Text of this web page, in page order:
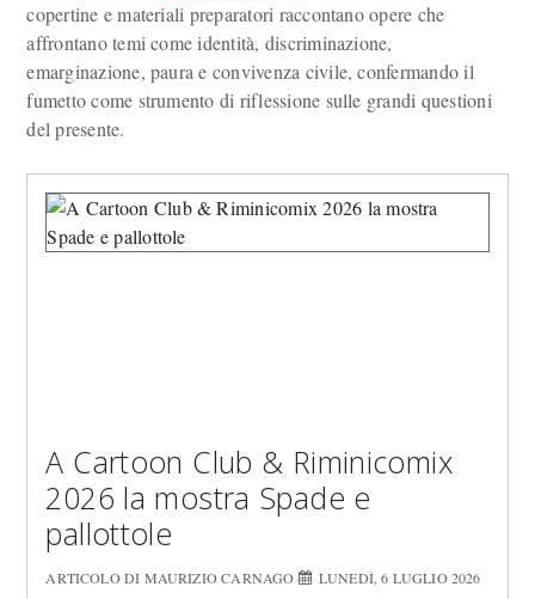
copertine e materiali preparatori raccontano opere che
affrontano temi come identità, discriminazione,
emarginazione, paura e convivenza civile, confermando il
fumetto come strumento di riflessione sulle grandi questioni
del presente.
A Cartoon Club & Riminicomix
2026 la mostra Spade e
pallottole
ARTICOLO DI MAURIZIO CARNAGO LUNEDÌ, 6 LUGLIO 2026